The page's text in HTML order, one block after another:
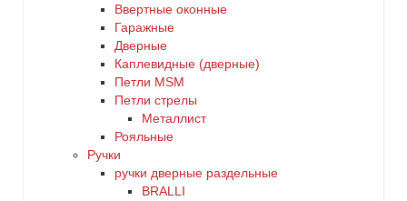
Ввертные оконные
Гаражные
Дверные
Каплевидные (дверные)
Петли MSM
Петли стрелы
Металлист
Рояльные
Ручки
ручки дверные раздельные
BRALLI